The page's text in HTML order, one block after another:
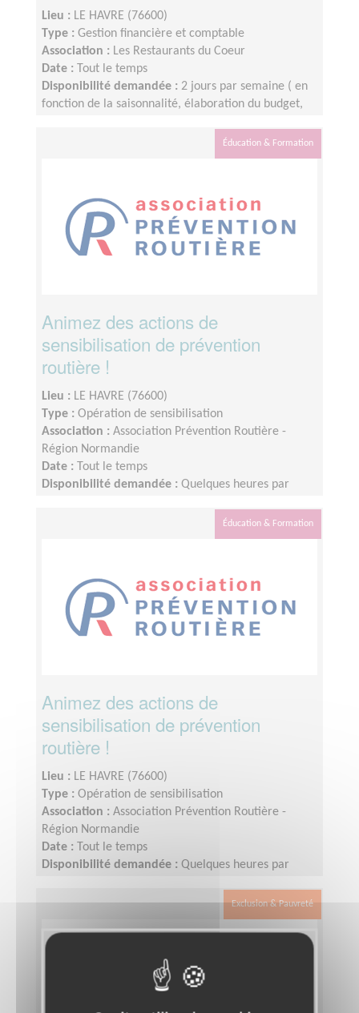
Lieu : LE HAVRE (76600)
Type : Gestion financière et comptable
Association : Les Restaurants du Coeur
Date :
Tout le temps
Disponibilité demandée : 2 jours par semaine ( en
fonction de la saisonnalité, élaboration du budget,
Éducation & Formation
Animez des actions de
sensibilisation de prévention
routière !
Lieu : LE HAVRE (76600)
Type : Opération de sensibilisation
Association : Association Prévention Routière -
Région Normandie
Date :
Tout le temps
Disponibilité demandée : Quelques heures par
Éducation & Formation
Animez des actions de
sensibilisation de prévention
routière !
Lieu : LE HAVRE (76600)
Type : Opération de sensibilisation
Association : Association Prévention Routière -
Région Normandie
Date :
Tout le temps
Disponibilité demandée : Quelques heures par
Exclusion & Pauvreté